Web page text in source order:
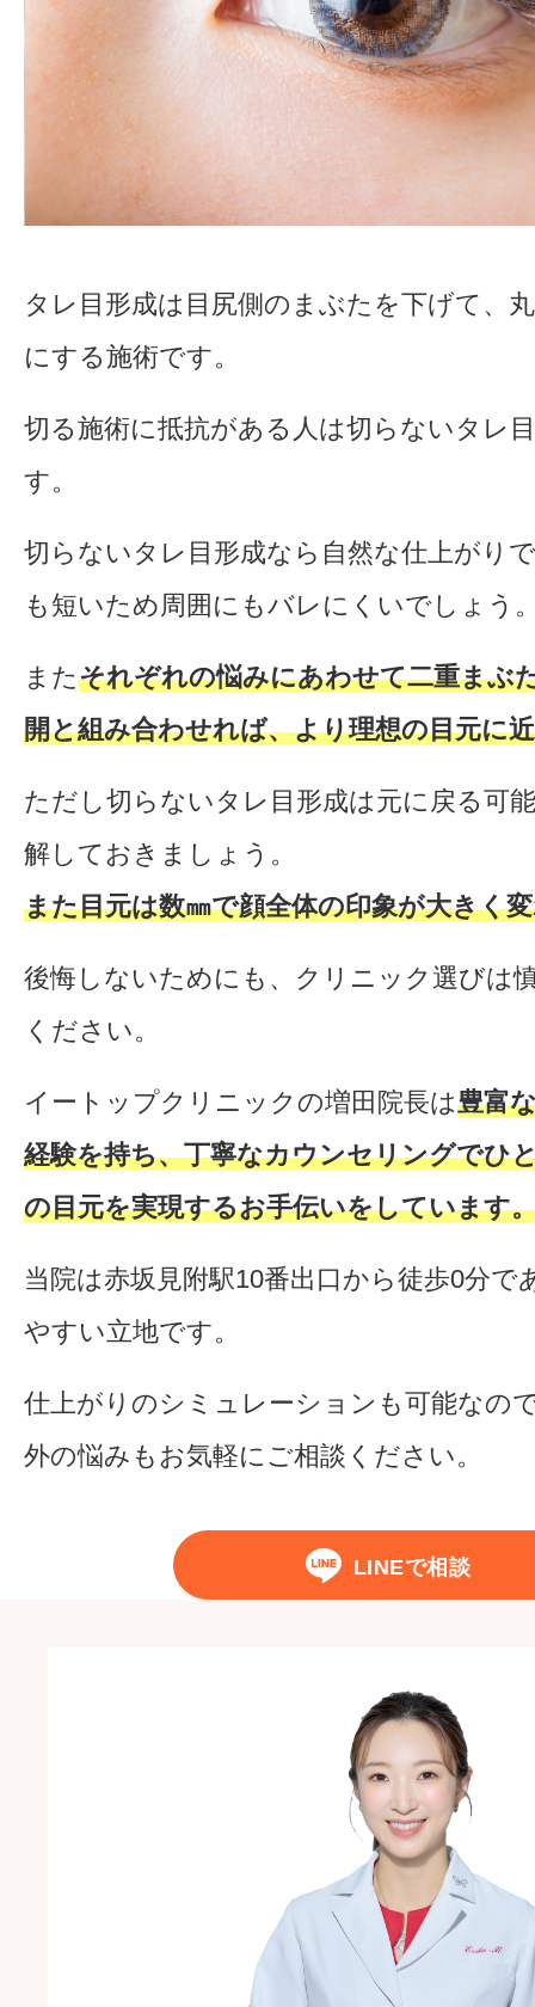
タレ目形成は目尻側のまぶたを下げて、
にする施術です。
切る施術に抵抗がある人は切らないタレ
す。
切らないタレ目形成なら自然な仕上がり
も短いため周囲にもバレにくいでしょう
またそれぞれの悩みにあわせて二重まぶ
開と組み合わせれば、より理想の目元に
ただし切らないタレ目形成は元に戻る可
解しておきましょう。
また目元は数㎜で顔全体の印象が大きく
後悔しないためにも、クリニック選びは
ください。
イートップクリニックの増田院長は豊富
経験を持ち、丁寧なカウンセリングでひ
の目元を実現するお手伝いをしています
当院は赤坂見附駅10番出口から徒歩0分で
やすい立地です。
仕上がりのシミュレーションも可能なの
外の悩みもお気軽にご相談ください。
LINEで相談